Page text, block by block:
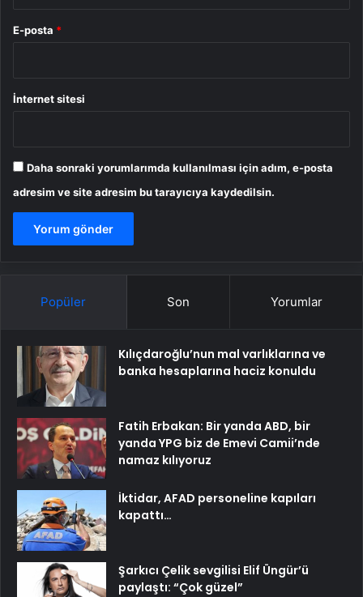
E-posta *
İnternet sitesi
Daha sonraki yorumlarımda kullanılması için adım, e-posta
adresim ve site adresim bu tarayıcıya kaydedilsin.
Popüler Son Yorumlar
Kılıçdaroğlu’nun mal varlıklarına ve
banka hesaplarına haciz konuldu
Fatih Erbakan: Bir yanda ABD, bir
yanda YPG biz de Emevi Camii’nde
namaz kılıyoruz
İktidar, AFAD personeline kapıları
kapattı…
Şarkıcı Çelik sevgilisi Elif Üngür’ü
paylaştı: “Çok güzel”